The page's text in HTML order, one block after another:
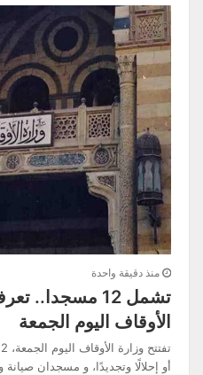
منذ دقيقة واحدة
تشمل 12
الأوقاف اليوم الجمعة
أو إحلالًا وتجديدًا، و مسجدان